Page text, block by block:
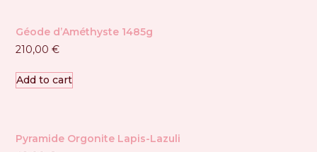
Géode d’Améthyste 1485g
210,00€
Add to cart
Pyramide Orgonite Lapis-Lazuli